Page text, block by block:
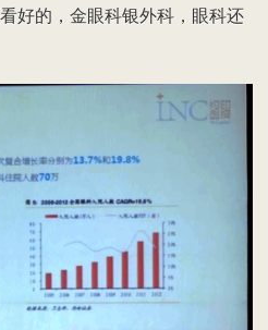
好的，金眼科银外科，眼科还